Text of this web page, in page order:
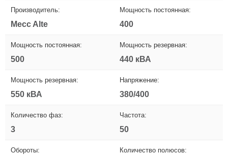
Производитель:
Mecc Alte
Мощность постоянная:
400
Мощность постоянная:
500
Мощность резервная:
440 кВА
Мощность резервная:
550 кВА
Напряжение:
380/400
Количество фаз:
3
Частота:
50
Обороты: Количество полюсов: